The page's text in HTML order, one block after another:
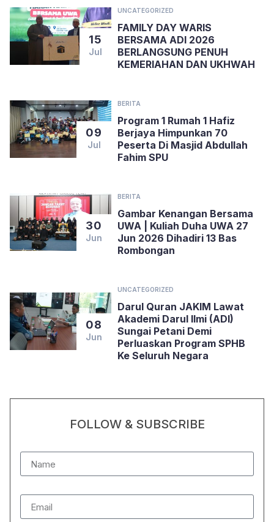
15
Jul
UNCATEGORIZED
FAMILY DAY WARIS
BERSAMA ADI 2026
BERLANGSUNG PENUH
KEMERIAHAN DAN UKHWAH
09
Jul
BERITA
Program 1 Rumah 1 Hafiz
Berjaya Himpunkan 70
Peserta Di Masjid Abdullah
Fahim SPU
30
Jun
BERITA
Gambar Kenangan Bersama
UWA | Kuliah Duha UWA 27
Jun 2026 Dihadiri 13 Bas
Rombongan
08
Jun
UNCATEGORIZED
Darul Quran JAKIM Lawat
Akademi Darul Ilmi (ADI)
Sungai Petani Demi
Perluaskan Program SPHB
Ke Seluruh Negara
FOLLOW & SUBSCRIBE